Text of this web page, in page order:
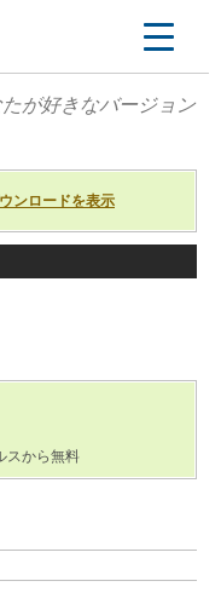
が好きなバージョン
ンロードを表示
スから無料